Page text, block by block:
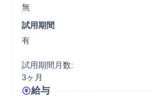
無
試用期間
有
試用期間月数:
3ヶ月
給与